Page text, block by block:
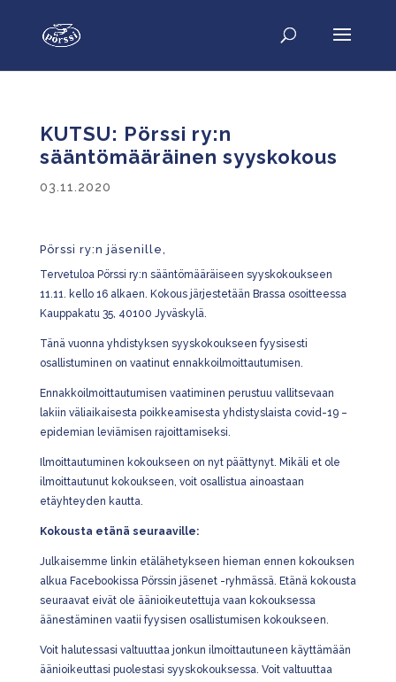
KUTSU: Pörssi ry:n
sääntömääräinen syyskokous
03.11.2020
Pörssi ry:n jäsenille,
Tervetuloa Pörssi ry:n sääntömääräiseen syyskokoukseen
11.11. kello 16 alkaen. Kokous järjestetään Brassa osoitteessa
Kauppakatu 35, 40100 Jyväskylä.
Tänä vuonna yhdistyksen syyskokoukseen fyysisesti
osallistuminen on vaatinut ennakkoilmoittautumisen.
Ennakkoilmoittautumisen vaatiminen perustuu vallitsevaan
lakiin väliaikaisesta poikkeamisesta yhdistyslaista covid-19 –
epidemian leviämisen rajoittamiseksi.
Ilmoittautuminen kokoukseen on nyt päättynyt. Mikäli et ole
ilmoittautunut kokoukseen, voit osallistua ainoastaan
etäyhteyden kautta.
Kokousta etänä seuraaville:
Julkaisemme linkin etälähetykseen hieman ennen kokouksen
alkua Facebookissa Pörssin jäsenet -ryhmässä. Etänä kokousta
seuraavat eivät ole äänioikeutettuja vaan kokouksessa
äänestäminen vaatii fyysisen osallistumisen kokoukseen.
Voit halutessasi valtuuttaa jonkun ilmoittautuneen käyttämään
äänioikeuttasi puolestasi syyskokouksessa. Voit valtuuttaa